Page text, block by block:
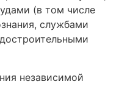
(в том числе
службами
независимой